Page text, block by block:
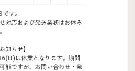
す。
対応および発送業務はお休み
知らせ】
日)は休業となります。期間
能ですが、お問い合わせ・発